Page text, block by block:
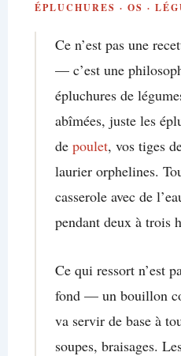
ÉPLUCHURES · OS ·
Ce n’est pas une
— c’est une
épluchures de
abîmées, juste les
de poulet, vos tiges
laurier orphelines.
casserole avec de
pendant deux à trois
Ce qui ressort n’est
fond — un bouillon
va servir de base à
soupes, braisages.